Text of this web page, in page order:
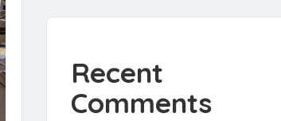
Recent
Comments